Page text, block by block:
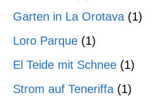
Garten in La Orotava (1)
Loro Parque (1)
El Teide mit Schnee (1)
Strom auf Teneriffa (1)